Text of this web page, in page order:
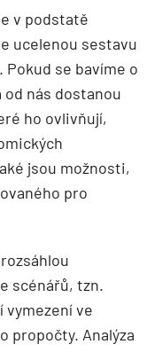
v podstatě
ucelenou sestavu
Pokud se bavíme o
nás dostanou
ho ovlivňují,
jsou možnosti,
pro
scénářů, tzn.
ve
propočty. Analýza